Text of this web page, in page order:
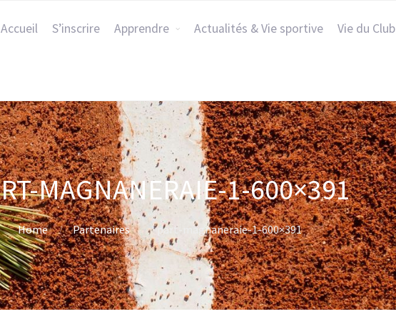
Accueil S’inscrire Apprendre Actualités & Vie sportive Vie du Club
MAGNANERAIE-1-600×391
Home Partenaires part-magnaneraie-1-600×391